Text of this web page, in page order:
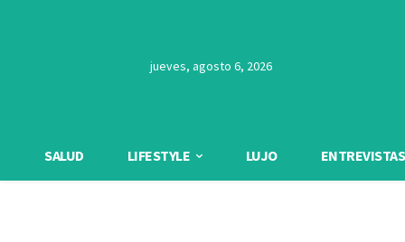
jueves, agosto 6, 2026
SALUD LIFESTYLE LUJO ENTREVISTAS